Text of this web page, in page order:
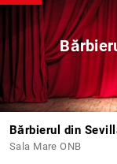
Bărbierul din
Sala Mare ONB